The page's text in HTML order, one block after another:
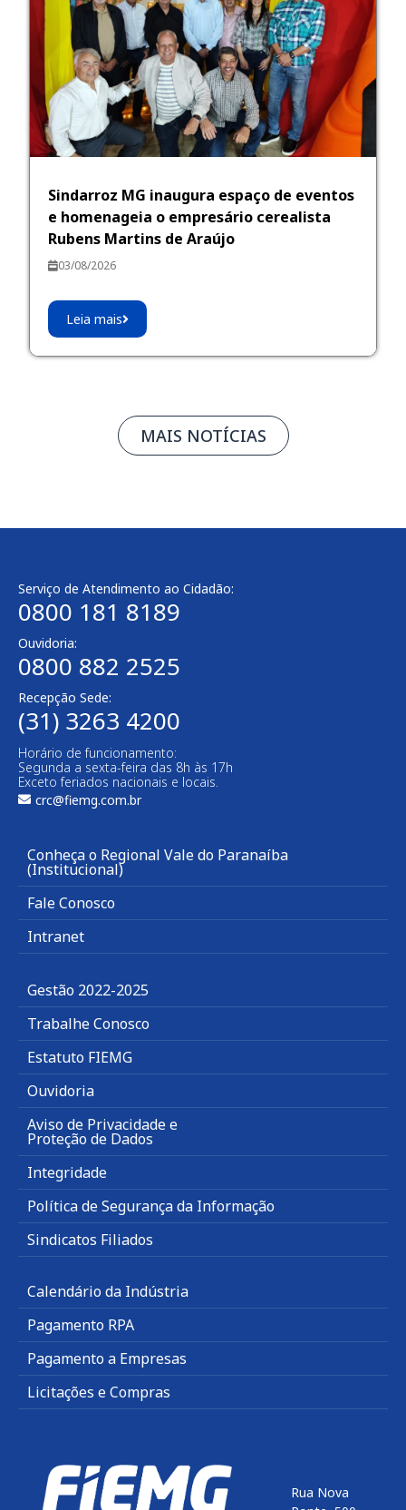
Sindarroz MG inaugura espaço de eventos
e homenageia o empresário cerealista
Rubens Martins de Araújo
03/08/2026
Leia mais
MAIS NOTÍCIAS
Serviço de Atendimento ao Cidadão:
0800 181 8189
Ouvidoria:
0800 882 2525
Recepção Sede:
(31) 3263 4200
Horário de funcionamento:
Segunda a sexta-feira das 8h às 17h
Exceto feriados nacionais e locais.
crc@fiemg.com.br
Conheça o Regional Vale do Paranaíba
(Institucional)
Fale Conosco
Intranet
Gestão 2022-2025
Trabalhe Conosco
Estatuto FIEMG
Ouvidoria
Aviso de Privacidade e
Proteção de Dados
Integridade
Política de Segurança da Informação
Sindicatos Filiados
Calendário da Indústria
Pagamento RPA
Pagamento a Empresas
Licitações e Compras
Rua Nova